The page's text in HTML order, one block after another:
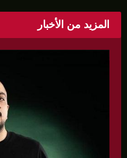
المزيد من الأخبار